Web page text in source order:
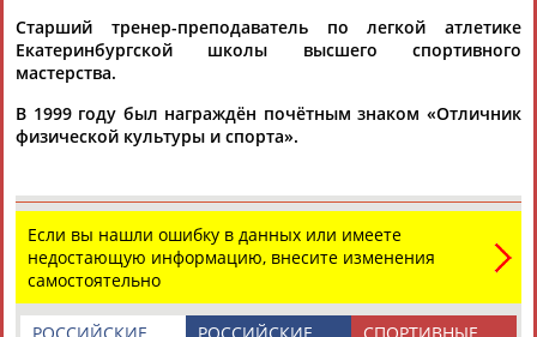
Флюра
АББАТЕ-
БУЛАТОВА
Татьяна
АББЯСОВА
Акжана
АБДИКАРИМОВА
Артур
АБДРАХМАНОВ
Старший тренер-преподаватель по легкой атлетике
Екатеринбургской школы высшего спортивного
мастерства.
В 1999 году был награждён почётным знаком «Отличник
физической культуры и спорта».
Если вы нашли ошибку в данных или имеете
недостающую информацию, внесите изменения
самостоятельно